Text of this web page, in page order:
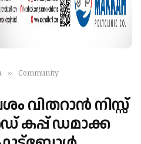
» Community
വിതറാൻ നിസ്സ്
കപ്പ് ഡമാക്ക